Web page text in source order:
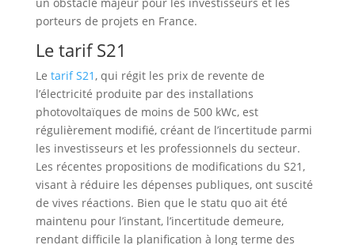
porteurs de projets en France.
Le tarif S21
Le tarif S21, qui régit les prix de revente de
l’électricité produite par des installations
photovoltaïques de moins de 500 kWc, est
régulièrement modifié, créant de l’incertitude parmi
les investisseurs et les professionnels du secteur.
Les récentes propositions de modifications du S21,
visant à réduire les dépenses publiques, ont suscité
de vives réactions. Bien que le statu quo ait été
maintenu pour l’instant, l’incertitude demeure,
rendant difficile la planification à long terme des